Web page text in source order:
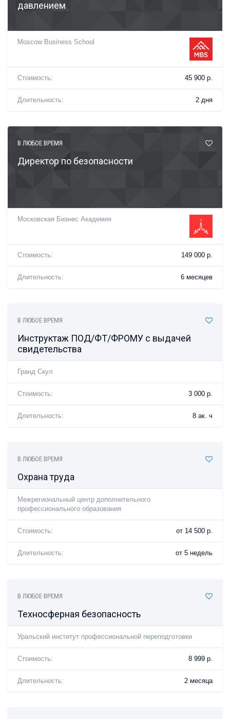
давлением
Moscow Business School
Стоимость: 45 900 р.
Длительность: 2 дня
В ЛЮБОЕ ВРЕМЯ
Директор по безопасности
Московская Бизнес Академия
Стоимость: 149 000 р.
Длительность: 6 месяцев
В ЛЮБОЕ ВРЕМЯ
Инструктаж ПОД/ФТ/ФРОМУ с выдачей
свидетельства
Гранд Скул
Стоимость: 3 000 р.
Длительность: 8 ак. ч
В ЛЮБОЕ ВРЕМЯ
Охрана труда
Межрегиональный центр дополнительного
профессионального образования
Стоимость: от 14 500 р.
Длительность: от 5 недель
В ЛЮБОЕ ВРЕМЯ
Техносферная безопасность
Уральский институт профессиональной переподготовки
Стоимость: 8 999 р.
Длительность: 2 месяца